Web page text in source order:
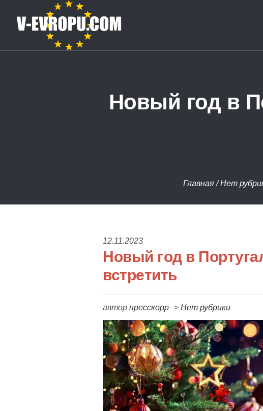
Новый год в
Главная /Нет
12.11.2023
Новый год в
встретить
автор пресскорр > Нет рубрики